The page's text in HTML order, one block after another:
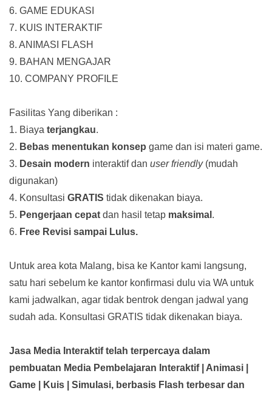
6. GAME EDUKASI
7. KUIS INTERAKTIF
8. ANIMASI FLASH
9. BAHAN MENGAJAR
10. COMPANY PROFILE
Fasilitas Yang diberikan :
1. Biaya terjangkau.
2. Bebas menentukan konsep game dan isi materi game.
3. Desain modern interaktif dan user friendly(mudah
digunakan)
4. Konsultasi GRATIS tidak dikenakan biaya.
5. Pengerjaan cepat dan hasil tetap maksimal .
6. Free Revisi sampai Lulus.
Untuk area kota Malang, bisa ke Kantor kami langsung,
satu hari sebelum ke kantor konfirmasi dulu via WA untuk
kami jadwalkan, agar tidak bentrok dengan jadwal yang
sudah ada. Konsultasi GRATIS tidak dikenakan biaya.
Jasa Media Interaktif telah terpercaya dalam
pembuatan Media Pembelajaran Interaktif| Animasi |
Game | Kuis | Simulasi, berbasis Flash terbesar dan